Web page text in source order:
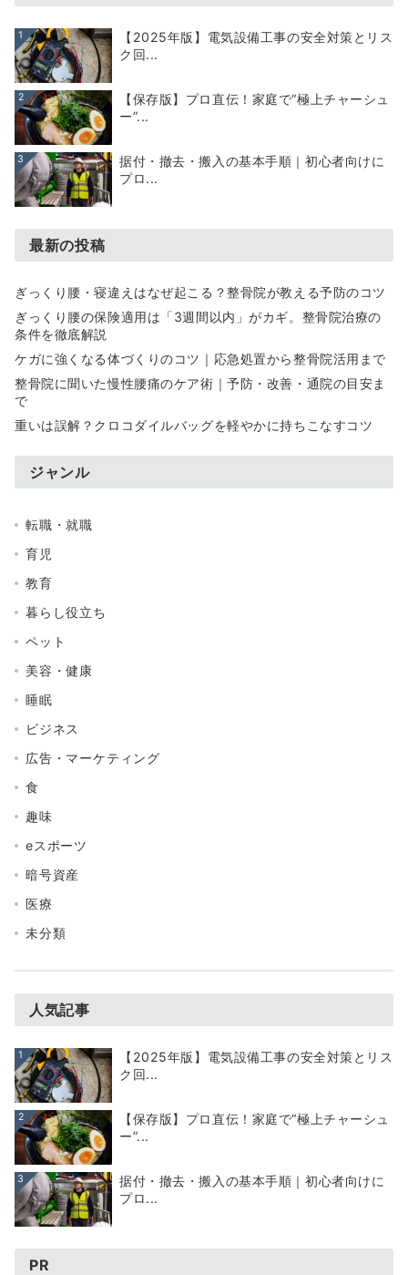
1
【2025年版】電気設備工事の安全対策とリス
ク回...
2
【保存版】プロ直伝！家庭で“極上チャーシュ
ー”...
3
据付・撤去・搬入の基本手順｜初心者向けに
プロ...
最新の投稿
ぎっくり腰・寝違えはなぜ起こる？整骨院が教える予防のコツ
ぎっくり腰の保険適用は「3週間以内」がカギ。整骨院治療の
条件を徹底解説
ケガに強くなる体づくりのコツ｜応急処置から整骨院活用まで
整骨院に聞いた慢性腰痛のケア術｜予防・改善・通院の目安ま
で
重いは誤解？クロコダイルバッグを軽やかに持ちこなすコツ
ジャンル
転職・就職
育児
教育
暮らし役立ち
ペット
美容・健康
睡眠
ビジネス
広告・マーケティング
食
趣味
eスポーツ
暗号資産
医療
未分類
人気記事
1
【2025年版】電気設備工事の安全対策とリス
ク回...
2
【保存版】プロ直伝！家庭で“極上チャーシュ
ー”...
3
据付・撤去・搬入の基本手順｜初心者向けに
プロ...
PR